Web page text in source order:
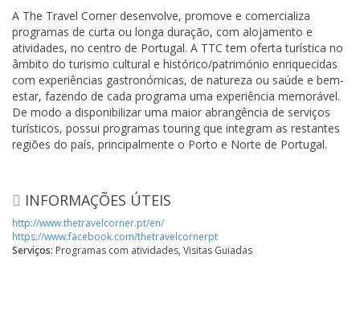
A The Travel Corner desenvolve, promove e comercializa
programas de curta ou longa duração, com alojamento e
atividades, no centro de Portugal. A TTC tem oferta turística no
âmbito do turismo cultural e histórico/património enriquecidas
com experiências gastronómicas, de natureza ou saúde e bem-
estar, fazendo de cada programa uma experiência memorável.
De modo a disponibilizar uma maior abrangência de serviços
turísticos, possui programas touring que integram as restantes
regiões do país, principalmente o Porto e Norte de Portugal.
INFORMAÇÕES ÚTEIS
http://www.thetravelcorner.pt/en/
https://www.facebook.com/thetravelcornerpt
Serviços: Programas com atividades, Visitas Guiadas